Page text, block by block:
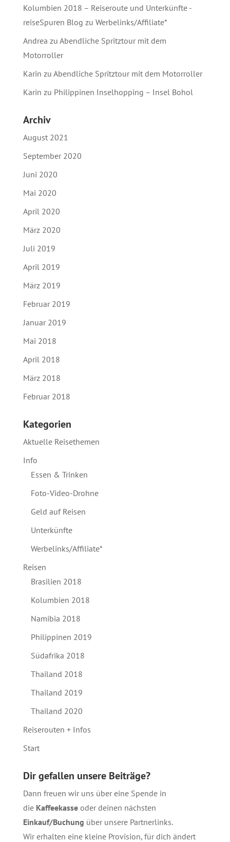
Kolumbien 2018 – Reiseroute und Unterkünfte -
reiseSpuren Blog zu Werbelinks/Affiliate*
Andrea zu Abendliche Spritztour mit dem
Motorroller
Karin zu Abendliche Spritztour mit dem Motorroller
Karin zu Philippinen Inselhopping – Insel Bohol
Archiv
August 2021
September 2020
Juni 2020
Mai 2020
April 2020
März 2020
Juli 2019
April 2019
März 2019
Februar 2019
Januar 2019
Mai 2018
April 2018
März 2018
Februar 2018
Kategorien
Aktuelle Reisethemen
Info
Essen & Trinken
Foto-Video-Drohne
Geld auf Reisen
Unterkünfte
Werbelinks/Affiliate*
Reisen
Brasilien 2018
Kolumbien 2018
Namibia 2018
Philippinen 2019
Südafrika 2018
Thailand 2018
Thailand 2019
Thailand 2020
Reiserouten + Infos
Start
Dir gefallen unsere Beiträge?
Dann freuen wir uns über eine Spende in
die Kaffeekasseoder deinen nächsten
Einkauf/Buchung über unsere Partnerlinks.
Wir erhalten eine kleine Provision, für dich ändert